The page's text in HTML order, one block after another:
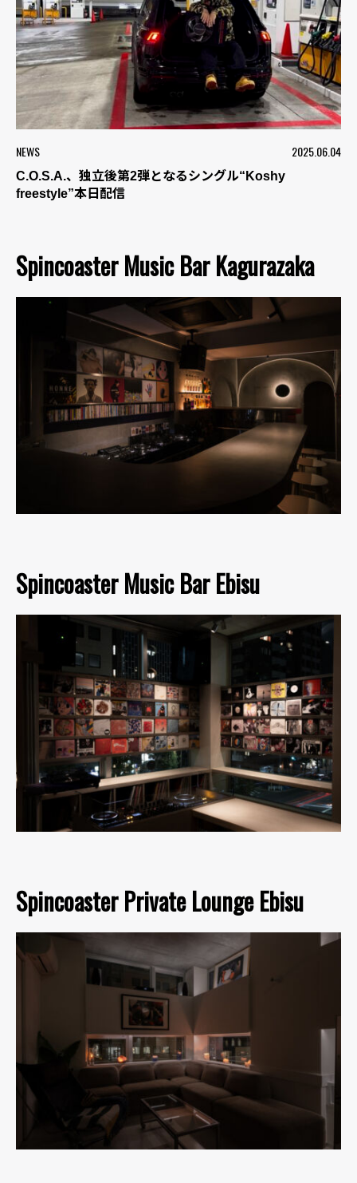
NEWS 2025.06.04
C.O.S.A.、独立後第2弾となるシングル“Koshy
freestyle”本日配信
Spincoaster Music Bar Kagurazaka
Spincoaster Music Bar Ebisu
Spincoaster Private Lounge Ebisu